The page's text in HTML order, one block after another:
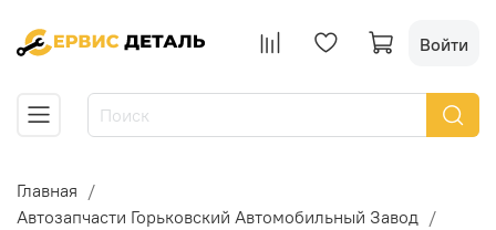
Войти
Главная
Автозапчасти Горьковский Автомобильный Завод